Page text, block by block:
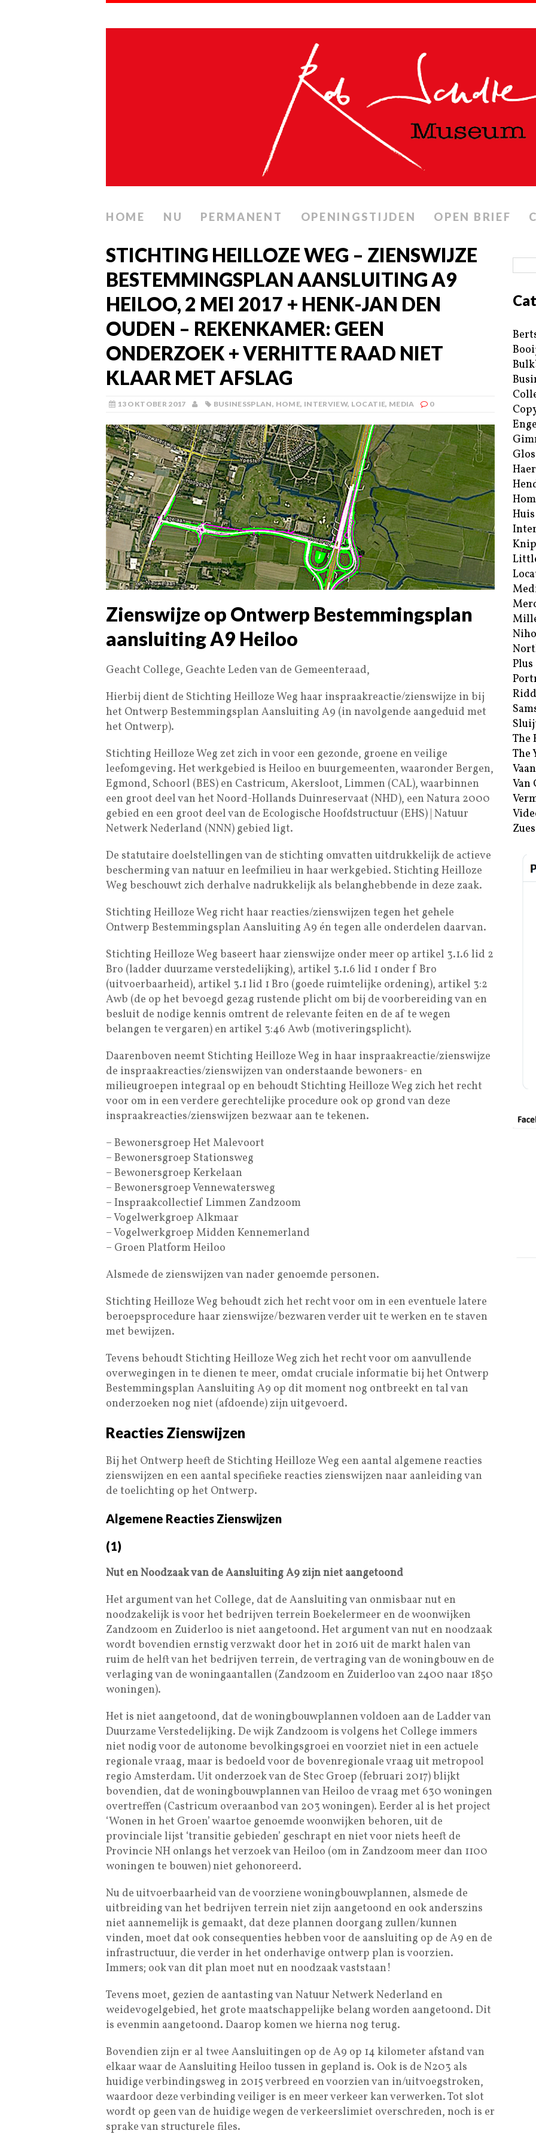
HOME NU PERMANENT OPENINGSTIJDEN OPEN BRIEF
STICHTING HEILLOZE WEG – ZIENSWIJZE
BESTEMMINGSPLAN AANSLUITING A9
HEILOO, 2 MEI 2017 + HENK-JAN DEN
OUDEN – REKENKAMER: GEEN
ONDERZOEK + VERHITTE RAAD NIET
KLAAR MET AFSLAG
13 OKTOBER 2017 BUSINESSPLAN, HOME, INTERVIEW, LOCATIE, MEDIA 0
Zienswijze op Ontwerp Bestemmingsplan
aansluiting A9 Heiloo
Geacht College, Geachte Leden van de Gemeenteraad,
Hierbij dient de Stichting Heilloze Weg haar inspraakreactie/zienswijze in bij
het Ontwerp Bestemmingsplan Aansluiting A9 (in navolgende aangeduid met
het Ontwerp).
Stichting Heilloze Weg zet zich in voor een gezonde, groene en veilige
leefomgeving. Het werkgebied is Heiloo en buurgemeenten, waaronder Bergen,
Egmond, Schoorl (BES) en Castricum, Akersloot, Limmen (CAL), waarbinnen
een groot deel van het Noord-Hollands Duinreservaat (NHD), een Natura 2000
gebied en een groot deel van de Ecologische Hoofdstructuur (EHS) | Natuur
Netwerk Nederland (NNN) gebied ligt.
De statutaire doelstellingen van de stichting omvatten uitdrukkelijk de actieve
bescherming van natuur en leefmilieu in haar werkgebied. Stichting Heilloze
Weg beschouwt zich derhalve nadrukkelijk als belanghebbende in deze zaak.
Stichting Heilloze Weg richt haar reacties/zienswijzen tegen het gehele
Ontwerp Bestemmingsplan Aansluiting A9 én tegen alle onderdelen daarvan.
Stichting Heilloze Weg baseert haar zienswijze onder meer op artikel 3.1.6 lid 2
Bro (ladder duurzame verstedelijking), artikel 3.1.6 lid 1 onder f Bro
(uitvoerbaarheid), artikel 3.1 lid 1 Bro (goede ruimtelijke ordening), artikel 3:2
Awb (de op het bevoegd gezag rustende plicht om bij de voorbereiding van en
besluit de nodige kennis omtrent de relevante feiten en de af te wegen
belangen te vergaren) en artikel 3:46 Awb (motiveringsplicht).
Daarenboven neemt Stichting Heilloze Weg in haar inspraakreactie/zienswijze
de inspraakreacties/zienswijzen van onderstaande bewoners- en
milieugroepen integraal op en behoudt Stichting Heilloze Weg zich het recht
voor om in een verdere gerechtelijke procedure ook op grond van deze
inspraakreacties/zienswijzen bezwaar aan te tekenen.
– Bewonersgroep Het Malevoort
– Bewonersgroep Stationsweg
– Bewonersgroep Kerkelaan
– Bewonersgroep Vennewatersweg
– Inspraakcollectief Limmen Zandzoom
– Vogelwerkgroep Alkmaar
– Vogelwerkgroep Midden Kennemerland
– Groen Platform Heiloo
Alsmede de zienswijzen van nader genoemde personen.
Stichting Heilloze Weg behoudt zich het recht voor om in een eventuele latere
beroepsprocedure haar zienswijze/bezwaren verder uit te werken en te staven
met bewijzen.
Tevens behoudt Stichting Heilloze Weg zich het recht voor om aanvullende
overwegingen in te dienen te meer, omdat cruciale informatie bij het Ontwerp
Bestemmingsplan Aansluiting A9 op dit moment nog ontbreekt en tal van
onderzoeken nog niet (afdoende) zijn uitgevoerd.
Reacties Zienswijzen
Bij het Ontwerp heeft de Stichting Heilloze Weg een aantal algemene reacties
zienswijzen en een aantal specifieke reacties zienswijzen naar aanleiding van
de toelichting op het Ontwerp.
Algemene Reacties Zienswijzen
(1)
Nut en Noodzaak van de Aansluiting A9 zijn niet aangetoond
Het argument van het College, dat de Aansluiting van onmisbaar nut en
noodzakelijk is voor het bedrijven terrein Boekelermeer en de woonwijken
Zandzoom en Zuiderloo is niet aangetoond. Het argument van nut en noodzaak
wordt bovendien ernstig verzwakt door het in 2016 uit de markt halen van
ruim de helft van het bedrijven terrein, de vertraging van de woningbouw en de
verlaging van de woningaantallen (Zandzoom en Zuiderloo van 2400 naar 1850
woningen).
Het is niet aangetoond, dat de woningbouwplannen voldoen aan de Ladder van
Duurzame Verstedelijking. De wijk Zandzoom is volgens het College immers
niet nodig voor de autonome bevolkingsgroei en voorziet niet in een actuele
regionale vraag, maar is bedoeld voor de bovenregionale vraag uit metropool
regio Amsterdam. Uit onderzoek van de Stec Groep (februari 2017) blijkt
bovendien, dat de woningbouwplannen van Heiloo de vraag met 630 woningen
overtreffen (Castricum overaanbod van 203 woningen). Eerder al is het project
‘Wonen in het Groen’ waartoe genoemde woonwijken behoren, uit de
provinciale lijst ‘transitie gebieden’ geschrapt en niet voor niets heeft de
Provincie NH onlangs het verzoek van Heiloo (om in Zandzoom meer dan 1100
woningen te bouwen) niet gehonoreerd.
Nu de uitvoerbaarheid van de voorziene woningbouwplannen, alsmede de
uitbreiding van het bedrijven terrein niet zijn aangetoond en ook anderszins
niet aannemelijk is gemaakt, dat deze plannen doorgang zullen/kunnen
vinden, moet dat ook consequenties hebben voor de aansluiting op de A9 en de
infrastructuur, die verder in het onderhavige ontwerp plan is voorzien.
Immers; ook van dit plan moet nut en noodzaak vaststaan!
Tevens moet, gezien de aantasting van Natuur Netwerk Nederland en
weidevogelgebied, het grote maatschappelijke belang worden aangetoond. Dit
is evenmin aangetoond. Daarop komen we hierna nog terug.
Bovendien zijn er al twee Aansluitingen op de A9 op 14 kilometer afstand van
elkaar waar de Aansluiting Heiloo tussen in gepland is. Ook is de N203 als
huidige verbindingsweg in 2015 verbreed en voorzien van in/uitvoegstroken,
waardoor deze verbinding veiliger is en meer verkeer kan verwerken. Tot slot
wordt op geen van de huidige wegen de verkeerslimiet overschreden, noch is er
sprake van structurele files.
Plus
The
The
Van